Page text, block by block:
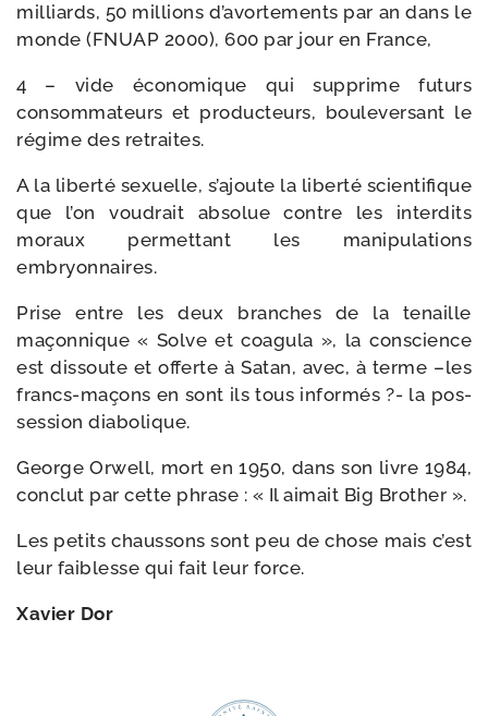
mil­liards, 50 mil­lions d’avortements par an dans le
monde (FNUAP 2000), 600 par jour en France,
4 – vide éco­no­mique qui sup­prime futurs
consom­ma­teurs et pro­duc­teurs, bou­le­ver­sant le
régime des retraites.
A la liber­té sexuelle, s’ajoute la liber­té scien­ti­fique
que l’on vou­drait abso­lue contre les inter­dits
moraux per­met­tant les mani­pu­la­tions
embryonnaires.
Prise entre les deux branches de la tenaille
maçon­nique « Solve et coa­gu­la », la conscience
est dis­soute et offerte à Satan, avec, à terme –les
francs-​maçons en sont ils tous infor­més ?- la pos­
ses­sion diabolique.
George Orwell, mort en 1950, dans son livre 1984,
conclut par cette phrase : « Il aimait Big Brother ».
Les petits chaus­sons sont peu de chose mais c’est
leur fai­blesse qui fait leur force.
Xavier Dor